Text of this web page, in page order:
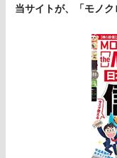
当サイトが、「モノ